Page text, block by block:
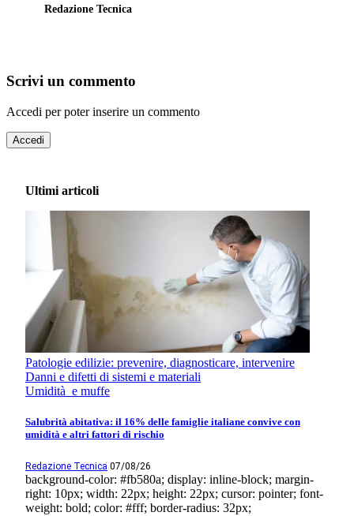
Redazione Tecnica
Scrivi un commento
Accedi per poter inserire un commento
Accedi
Ultimi articoli
Patologie edilizie: prevenire, diagnosticare, intervenire
Danni e difetti di sistemi e materiali
Umidità e muffe
Salubrità abitativa: il 16% delle famiglie italiane convive con
umidità e altri fattori di rischio
Redazione Tecnica 07/08/26
background-color: #fb580a; display: inline-block; margin-
right: 10px; width: 22px; height: 22px; cursor: pointer; font-
weight: bold; color: #fff; border-radius: 32px;